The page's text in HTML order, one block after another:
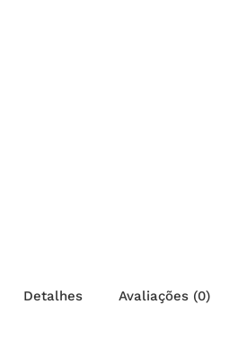
Detalhes Avaliações (0)